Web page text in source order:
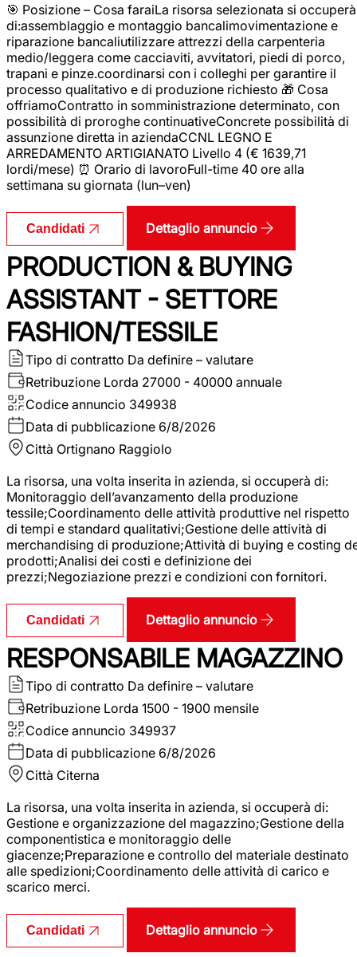
🎯 Posizione – Cosa faraiLa risorsa selezionata si occuperà
di:assemblaggio e montaggio bancalimovimentazione e
riparazione bancaliutilizzare attrezzi della carpenteria
medio/leggera come cacciaviti, avvitatori, piedi di porco,
trapani e pinze.coordinarsi con i colleghi per garantire il
processo qualitativo e di produzione richiesto 🎁 Cosa
offriamoContratto in somministrazione determinato, con
possibilità di proroghe continuativeConcrete possibilità di
assunzione diretta in aziendaCCNL LEGNO E
ARREDAMENTO ARTIGIANATO Livello 4 (€ 1639,71
lordi/mese) ⏰ Orario di lavoroFull-time 40 ore alla
settimana su giornata (lun–ven)
Candidati Dettaglio annuncio
PRODUCTION & BUYING
ASSISTANT - SETTORE
FASHION/TESSILE
Tipo di contratto Da definire – valutare
Retribuzione Lorda 27000 - 40000 annuale
Codice annuncio 349938
Data di pubblicazione 6/8/2026
Città Ortignano Raggiolo
La risorsa, una volta inserita in azienda, si occuperà di:
Monitoraggio dell’avanzamento della produzione
tessile;Coordinamento delle attività produttive nel rispetto
di tempi e standard qualitativi;Gestione delle attività di
merchandising di produzione;Attività di buying e costing
prodotti;Analisi dei costi e definizione dei
prezzi;Negoziazione prezzi e condizioni con fornitori.
Candidati Dettaglio annuncio
RESPONSABILE MAGAZZINO
Tipo di contratto Da definire – valutare
Retribuzione Lorda 1500 - 1900 mensile
Codice annuncio 349937
Data di pubblicazione 6/8/2026
Città Citerna
La risorsa, una volta inserita in azienda, si occuperà di:
Gestione e organizzazione del magazzino;Gestione della
componentistica e monitoraggio delle
giacenze;Preparazione e controllo del materiale destinato
alle spedizioni;Coordinamento delle attività di carico e
scarico merci.
Candidati Dettaglio annuncio